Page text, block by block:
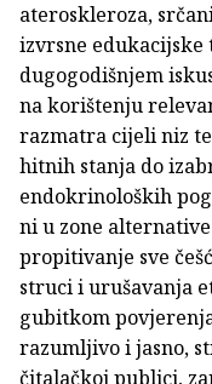
ateroskleroza,
izvrsne edukacijske
dugogodišnjem
na korištenju
razmatra cijeli niz
hitnih stanja do
endokrinoloških
ni u zone
propitivanje sve
struci i urušavanja
gubitkom
razumljivo i jasno,
čitalačkoj publici,